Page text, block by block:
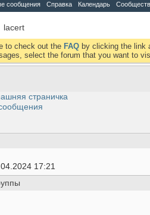
сообщения Справка Календарь
lacert
to check out the FAQ by clicking the link
select the forum that you want to
страничка
17:21